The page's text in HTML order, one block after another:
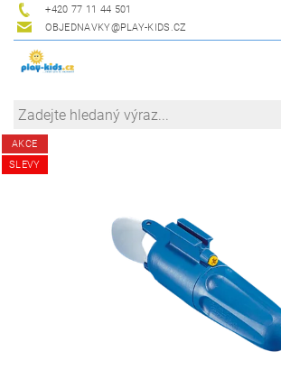
+420 77 11 44 501
OBJEDNAVKY@PLAY-KIDS.CZ
AKCE
SLEVY